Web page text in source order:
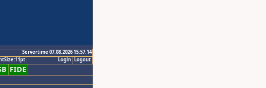
Servertime 07.08.2026 15:57:14
Logout
Login
FIDE